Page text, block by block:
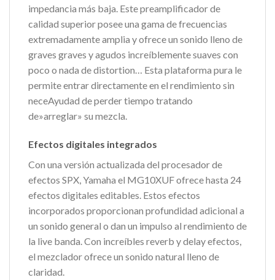
impedancia más baja. Este preamplificador de
calidad superior posee una gama de frecuencias
extremadamente amplia y ofrece un sonido lleno de
graves graves y agudos increíblemente suaves con
poco o nada de distortion… Esta plataforma pura le
permite entrar directamente en el rendimiento sin
neceAyudad de perder tiempo tratando
de»arreglar» su mezcla.
Efectos digitales integrados
Con una versión actualizada del procesador de
efectos SPX, Yamaha el MG10XUF ofrece hasta 24
efectos digitales editables. Estos efectos
incorporados proporcionan profundidad adicional a
un sonido general o dan un impulso al rendimiento de
la live banda. Con increíbles reverb y delay efectos,
el mezclador ofrece un sonido natural lleno de
claridad.